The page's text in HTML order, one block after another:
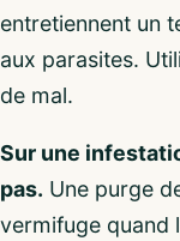
entretiennent un
aux parasites.
de mal.
Sur une
pas. Une purge
vermifuge quand